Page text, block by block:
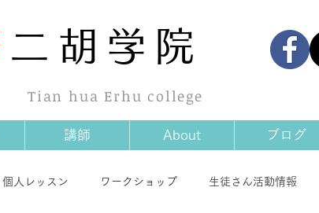
二胡学院
Tian hua Erhu college
講師 About ブログ
個人レッスン ワークショップ 生徒さん活動情報